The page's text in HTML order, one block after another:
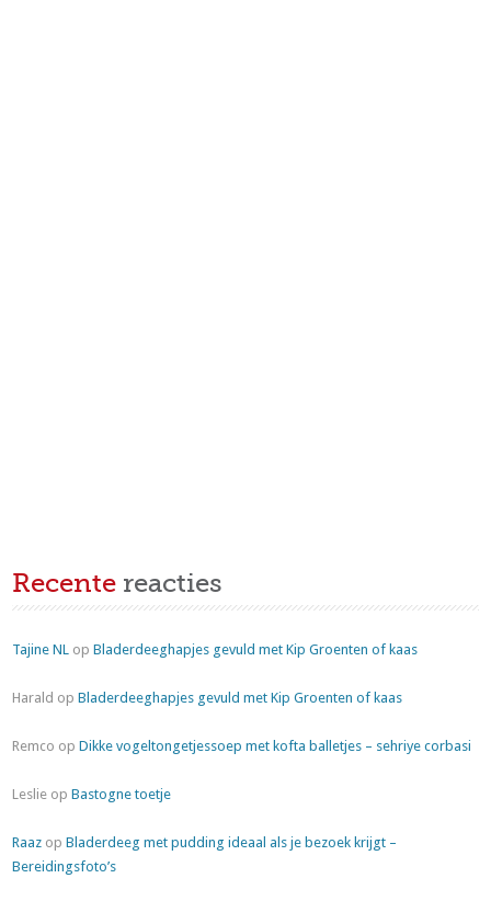
Recente reacties
Tajine NL opBladerdeeghapjes gevuld met Kip Groenten of kaas
Harald opBladerdeeghapjes gevuld met Kip Groenten of kaas
Remco opDikke vogeltongetjessoep met kofta balletjes – sehriye corbasi
Leslie opBastogne toetje
Raaz opBladerdeeg met pudding ideaal als je bezoek krijgt –
Bereidingsfoto’s